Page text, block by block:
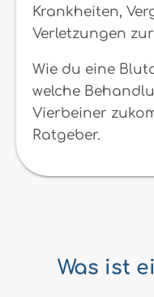
Krankheiten,
Verletzungen
Wie du eine
welche
Vierbeiner
Ratgeber.
Was ist